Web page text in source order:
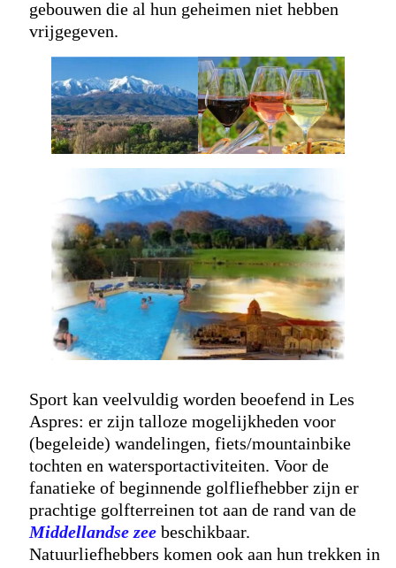
gebouwen die al hun geheimen niet hebben
vrijgegeven.
Sport kan veelvuldig worden beoefend in Les
Aspres: er zijn talloze mogelijkheden voor
(begeleide) wandelingen, fiets/mountainbike
tochten en watersportactiviteiten. Voor de
fanatieke of beginnende golfliefhebber zijn er
prachtige golfterreinen tot aan de rand van de
Middellandse zeebeschikbaar.
Natuurliefhebbers komen ook aan hun trekken in